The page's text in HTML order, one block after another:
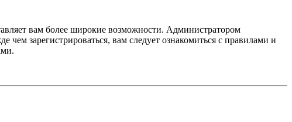
вам более широкие возможности. Администратором
зарегистрироваться, вам следует ознакомиться с правилами и